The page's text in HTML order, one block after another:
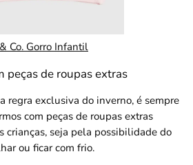
Co. Gorro Infantil
peças de roupas extras
regra exclusiva do inverno, é sempre
com peças de roupas extras
crianças, seja pela possibilidade do
ou ficar com frio.